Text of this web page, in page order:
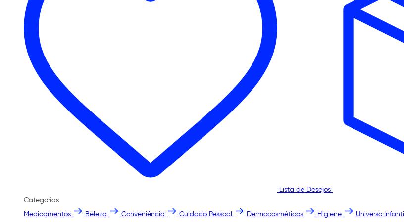
Lista de Desejos
Categorias
Medicamentos
Beleza Conveniência Cuidado Pessoal Dermocosméticos Higiene Universo Infantil